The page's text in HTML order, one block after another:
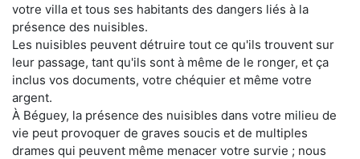
votre villa et tous ses habitants des dangers liés à la
présence des nuisibles.
Les nuisibles peuvent détruire tout ce qu'ils trouvent sur
leur passage, tant qu'ils sont à même de le ronger, et ça
inclus vos documents, votre chéquier et même votre
argent.
À Béguey, la présence des nuisibles dans votre milieu de
vie peut provoquer de graves soucis et de multiples
drames qui peuvent même menacer votre survie ; nous